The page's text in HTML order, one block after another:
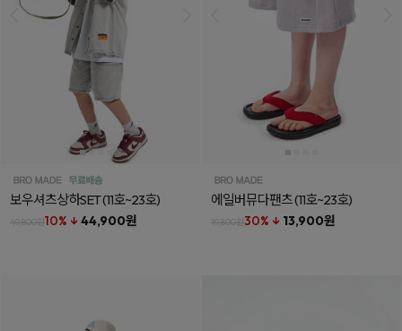
보우셔츠상하SET(11호~23호)
49,800원10% ↓ 44,900원
에일버뮤다팬츠(11호~23호)
19,800원30% ↓ 13,900원